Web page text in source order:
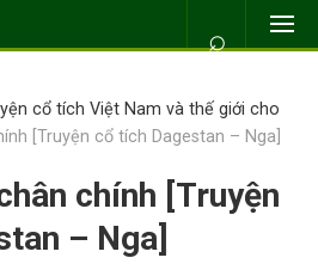
⌕
cổ tích Việt Nam và thế giới cho
[Truyện cổ tích Dagestan – Nga]
chính [Truyện
– Nga]